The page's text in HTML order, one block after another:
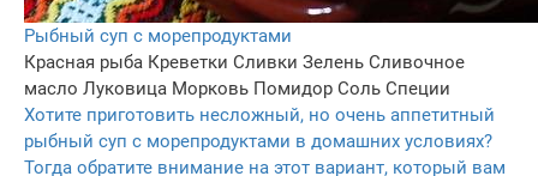
Рыбный суп с морепродуктами
Красная рыба Креветки Сливки Зелень Сливочное
масло Луковица Морковь Помидор Соль Специи
Хотите приготовить несложный, но очень аппетитный
рыбный суп с морепродуктами в домашних условиях?
Тогда обратите внимание на этот вариант, который вам